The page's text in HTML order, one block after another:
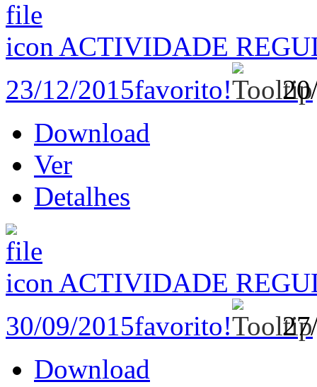
ACTIVIDADE
23/12/2015favorito!
Download
Ver
Detalhes
ACTIVIDADE
30/09/2015favorito!
Download